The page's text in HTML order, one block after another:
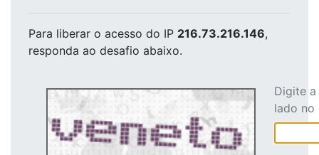
Para liberar o acesso do IP 216.73.216.146,
responda ao desafio abaixo.
Digite
lado no